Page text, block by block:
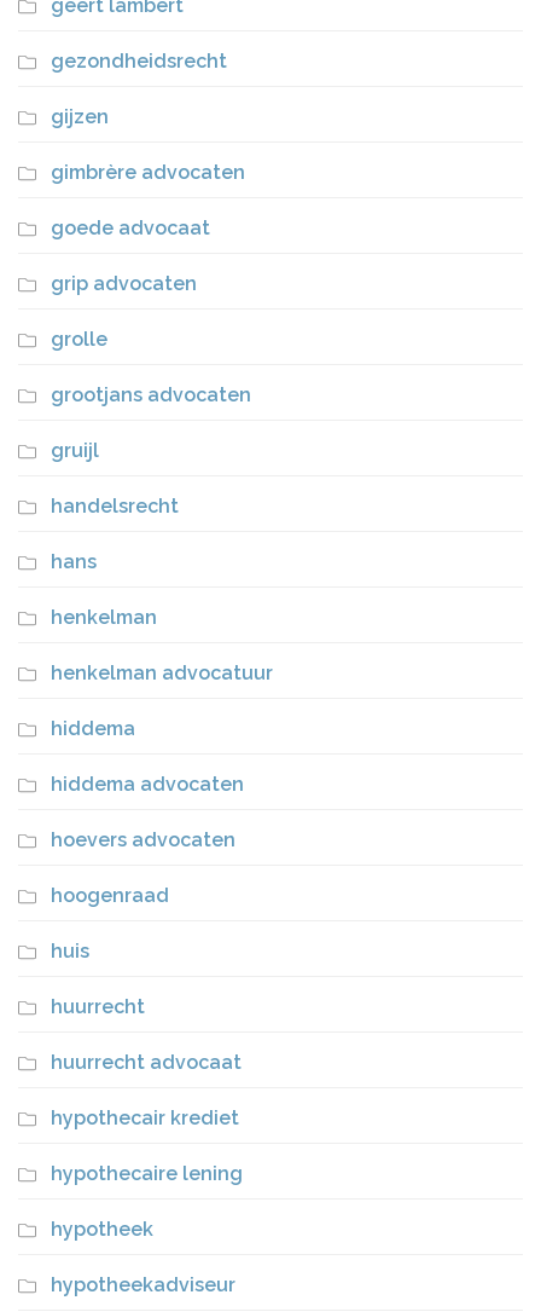
geert lambert
gezondheidsrecht
gijzen
gimbrère advocaten
goede advocaat
grip advocaten
grolle
grootjans advocaten
gruijl
handelsrecht
hans
henkelman
henkelman advocatuur
hiddema
hiddema advocaten
hoevers advocaten
hoogenraad
huis
huurrecht
huurrecht advocaat
hypothecair krediet
hypothecaire lening
hypotheek
hypotheekadviseur